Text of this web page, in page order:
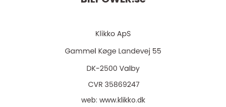
web: www.klikko.dk